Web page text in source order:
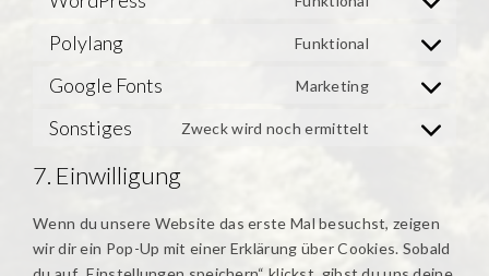
elementor
Consent
wordpress
Polylang Funktional
Consent
polylang
Google Fonts Marketing
Consent
Sonstiges Zweck wird noch ermittelt
Consent
sonstiges
7. Einwilligung
Wenn du unsere Website das erste Mal besuchst, zeigen
wir dir ein Pop-Up mit einer Erklärung über Cookies. Sobald